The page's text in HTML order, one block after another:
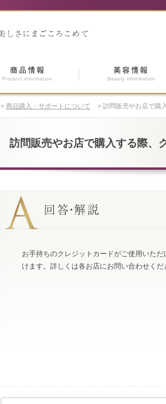
> 商品購入・サポートについて > 訪問販売やお店で購
訪問販売やお店で購入する際、
お手持ちのクレジットカードがご使用いた
けます。詳しくは各お店にお問い合わせくだ